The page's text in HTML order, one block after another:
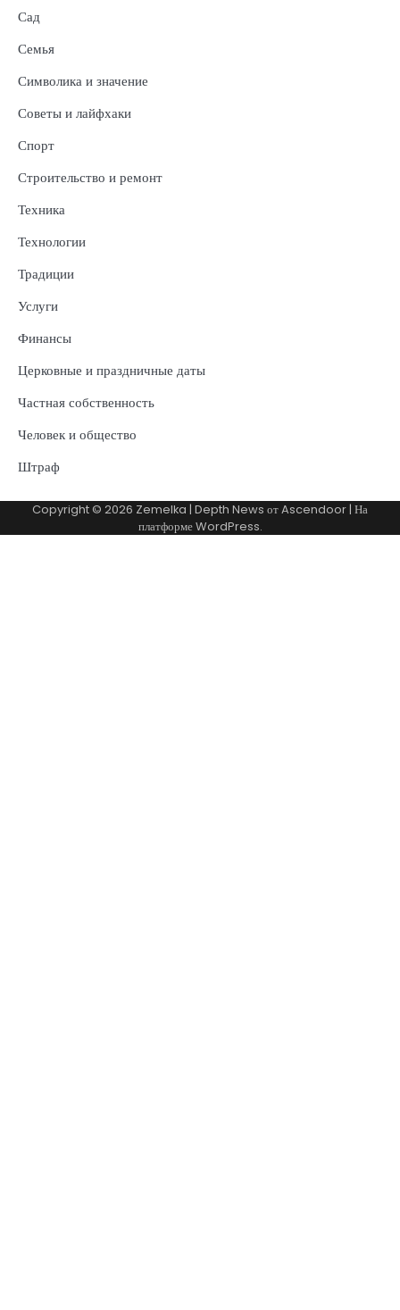
Сад
Семья
Символика и значение
Советы и лайфхаки
Спорт
Строительство и ремонт
Техника
Технологии
Традиции
Услуги
Финансы
Церковные и праздничные даты
Частная собственность
Человек и общество
Штраф
Copyright © 2026 Zemelka | Depth News отAscendoor| На
платформеWordPress.